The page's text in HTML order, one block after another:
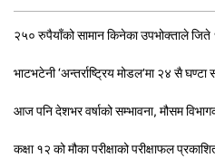
२५० रुपैयाँको सामान किनेका उपभोक्ताले जिते
भाटभटेनी ‘अन्तर्राष्ट्रिय मोडल’मा २४ सै
आज पनि देशभर वर्षाको सम्भावना, मौसम
कक्षा १२ को मौका परीक्षाको परीक्षाफल